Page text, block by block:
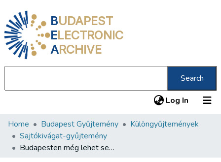
BUDAPEST
ELECTRONIC
ARCHIVE
Search
Log In (current)
Communities & Collections
All of DSpace
Home Budapest Gyűjtemény
Különgyűjtemények
Sajtókivágat-gyűjtemény
Budapesten még lehet segiteni